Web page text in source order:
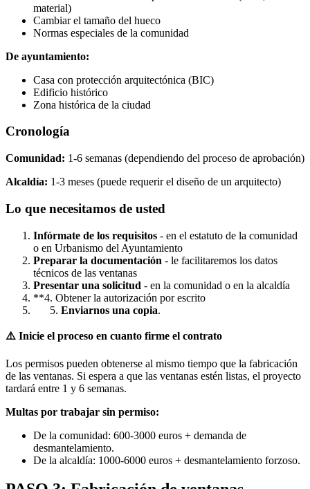
material)
Cambiar el tamaño del hueco
Normas especiales de la comunidad
De ayuntamiento:
Casa con protección arquitectónica (BIC)
Edificio histórico
Zona histórica de la ciudad
Cronología
Comunidad: 1-6 semanas (dependiendo del proceso de aprobación)
Alcaldía: 1-3 meses (puede requerir el diseño de un arquitecto)
Lo que necesitamos de usted
Infórmate de los requisitos - en el estatuto de la comunidad
o en Urbanismo del Ayuntamiento
Preparar la documentación - le facilitaremos los datos
técnicos de las ventanas
Presentar una solicitud - en la comunidad o en la alcaldía
**4. Obtener la autorización por escrito
Enviarnos una copia.
⚠️ Inicie el proceso en cuanto firme el contrato
Los permisos pueden obtenerse al mismo tiempo que la fabricación
de las ventanas. Si espera a que las ventanas estén listas, el proyecto
tardará entre 1 y 6 semanas.
Multas por trabajar sin permiso:
De la comunidad: 600-3000 euros + demanda de
desmantelamiento.
De la alcaldía: 1000-6000 euros + desmantelamiento forzoso.